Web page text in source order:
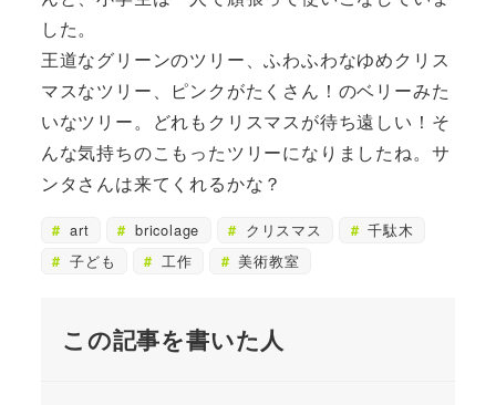
した。
王道なグリーンのツリー、ふわふわなゆめクリス
マスなツリー、ピンクがたくさん！のベリーみた
いなツリー。どれもクリスマスが待ち遠しい！そ
んな気持ちのこもったツリーになりましたね。サ
ンタさんは来てくれるかな？
art bricolage クリスマス
千駄木
子ども
工作 美術教室
この記事を書いた人